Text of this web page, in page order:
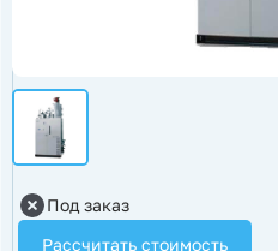
Под заказ
Рассчитать стоимость